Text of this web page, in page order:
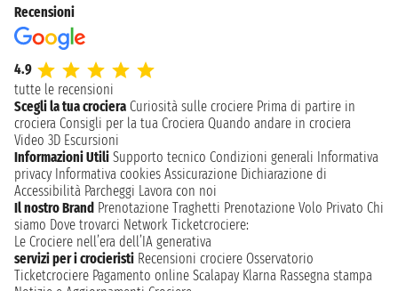
Recensioni
4.9
tutte le recensioni
Scegli la tua crociera Curiosità sulle crociere Prima di partire in
crociera Consigli per la tua Crociera Quando andare in crociera
Video 3D Escursioni
Informazioni Utili Supporto tecnico Condizioni generali Informativa
privacy Informativa cookies Assicurazione Dichiarazione di
Accessibilità Parcheggi Lavora con noi
Il nostro Brand Prenotazione Traghetti Prenotazione Volo Privato Chi
siamo Dove trovarci Network Ticketcrociere:
Le Crociere nell’era dell’IA generativa
servizi per i crocieristi Recensioni crociere Osservatorio
Ticketcrociere Pagamento online Scalapay Klarna Rassegna stampa